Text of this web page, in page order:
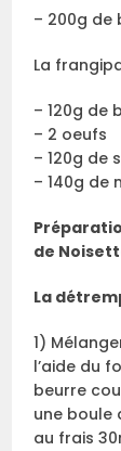
– 200g de
La
– 120g de
– 2 oeufs
– 120g de
– 140g de
de
La
1)
l’aide du
beurre
une boule
au frais